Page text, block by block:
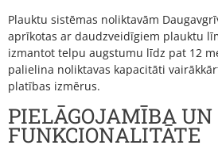
Plauktu sistēmas noliktavām
aprīkotas ar daudzveidīgiem plauktu
izmantot telpu augstumu līdz pat 12
palielina noliktavas kapacitāti
platības izmērus.
PIELĀGOJAMĪBA UN
FUNKCIONALITĀTE